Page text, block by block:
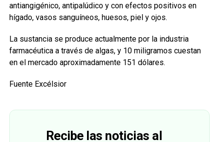
antiangigénico, antipalúdico y con efectos positivos en
hígado, vasos sanguíneos, huesos, piel y ojos.
La sustancia se produce actualmente por la industria
farmacéutica a través de algas, y 10 miligramos cuestan
en el mercado aproximadamente 151 dólares.
Fuente Excélsior
Recibe las noticias al